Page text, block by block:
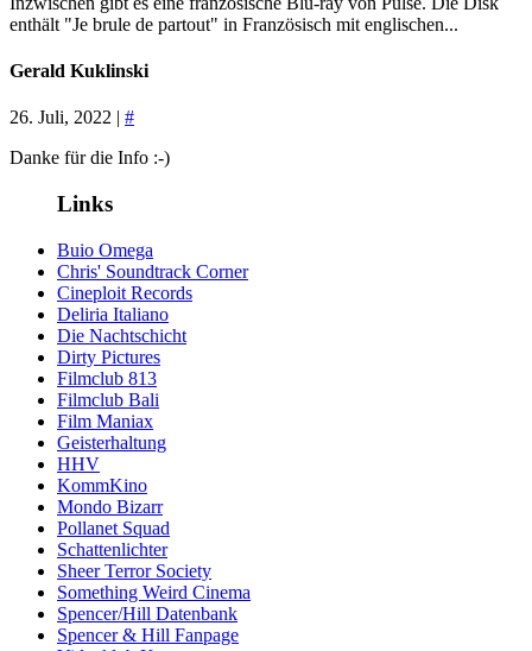
enthält "Je brule de partout" in Französisch mit englischen...
Gerald Kuklinski
26. Juli, 2022 | #
Danke für die Info :-)
Links
Buio Omega
Chris' Soundtrack Corner
Cineploit Records
Deliria Italiano
Die Nachtschicht
Dirty Pictures
Filmclub 813
Filmclub Bali
Film Maniax
Geisterhaltung
HHV
KommKino
Mondo Bizarr
Pollanet Squad
Schattenlichter
Sheer Terror Society
Something Weird Cinema
Spencer/Hill Datenbank
Spencer & Hill Fanpage